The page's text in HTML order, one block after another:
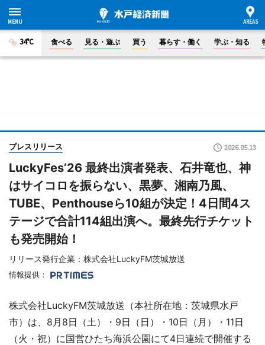
34°C 食べる 見る・遊ぶ 買う 暮らす・働く 学ぶ・知る
プレスリリース 2026.05.13
LuckyFes’26 最終出演者発表、石井竜也、神
はサイコロを振らない、黒夢、湘南乃風、
TUBE、Penthouseら10組が決定！4日間4ス
テージで合計114組出演へ。最終先行チケット
も発売開始！
リリース発行企業：株式会社LuckyFM茨城放送
情報提供：
株式会社LuckyFM茨城放送（本社所在地：茨城県水戸
市）は、8月8日（土）・9日（日）・10日（月）・11日
（火・祝）に国営ひたち海浜公園にて4日連続で開催する